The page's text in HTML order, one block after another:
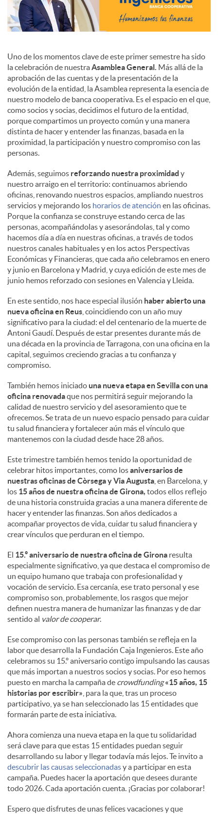
Uno de los momentos clave de este primer semestre ha sido
la celebración de nuestra Asamblea General. Más allá de la
aprobación de las cuentas y de la presentación de la
evolución de la entidad, la Asamblea representa la esencia de
nuestro modelo de banca cooperativa. Es el espacio en el que,
como socios y socias, decidimos el futuro de la entidad,
porque compartimos un proyecto común y una manera
distinta de hacer y entender las finanzas, basada en la
proximidad, la participación y nuestro compromiso con las
personas.
Además, seguimos reforzando nuestra proximidad y
nuestro arraigo en el territorio: continuamos abriendo
oficinas, renovando nuestros espacios, ampliando nuestros
servicios y mejorando los horarios de atención en las oficinas.
Porque la confianza se construye estando cerca de las
personas, acompañándolas y asesorándolas, tal y como
hacemos día a día en nuestras oficinas, a través de todos
nuestros canales habituales y en los actos Perspectivas
Económicas y Financieras, que cada año celebramos en enero
y junio en Barcelona y Madrid, y cuya edición de este mes de
junio hemos reforzado con sesiones en Valencia y Lleida.
En este sentido, nos hace especial ilusión haber abierto una
nueva oficina en Reus , coincidiendo con un año muy
significativo para la ciudad: el del centenario de la muerte de
Antoni Gaudí. Después de estar presentes durante más de
una década en la provincia de Tarragona, con una oficina en la
capital, seguimos creciendo gracias a tu confianza y
compromiso.
También hemos iniciado una nueva etapa en Sevilla con una
oficina renovadaque nos permitirá seguir mejorando la
calidad de nuestro servicio y del asesoramiento que te
ofrecemos. Se trata de un nuevo espacio pensado para cuidar
tu salud financiera y fortalecer aún más el vínculo que
mantenemos con la ciudad desde hace 28 años.
Este trimestre también hemos tenido la oportunidad de
celebrar hitos importantes, como losaniversarios de
nuestras oficinas de Còrsega y Via Augusta , en Barcelona, y
los 15 años de nuestra oficina de Girona, todos ellos reflejo
de una historia construida gracias a una manera diferente de
hacer y entender las finanzas. Son años dedicados a
acompañar proyectos de vida, cuidar tu salud financiera y
crear vínculos que perduran en el tiempo.
El 15.º aniversario de nuestra oficina de Girona resulta
especialmente significativo, ya que destaca el compromiso de
un equipo humano que trabaja con profesionalidad y
vocación de servicio. Esa cercanía, ese trato personal y ese
compromiso son, probablemente, los rasgos que mejor
definen nuestra manera de humanizar las finanzas y de dar
sentido al valor de cooperar.
Ese compromiso con las personas también se refleja en la
labor que desarrolla la Fundación Caja Ingenieros. Este año
celebramos su 15.º aniversario contigo impulsando las causas
que más importan a nuestros socios y socias. Por eso hemos
puesto en marcha la campaña de crowdfunding «15 años, 15
historias por escribir» , para la que, tras un proceso
participativo, ya se han seleccionado las 15 entidades que
formarán parte de esta iniciativa.
Ahora comienza una nueva etapa en la que tu solidaridad
será clave para que estas 15 entidades puedan seguir
desarrollando su labor y llegar todavía más lejos. Te invito a
descubrir las causas seleccionadasy a participar en esta
campaña. Puedes hacer la aportación que desees durante
todo 2026. Cada aportación cuenta. ¡Gracias por colaborar!
Espero que disfrutes de unas felices vacaciones y que